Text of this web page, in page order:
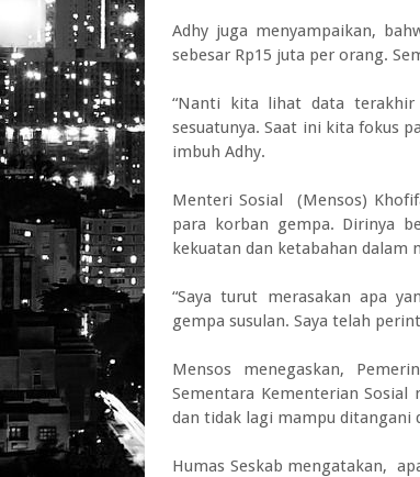
Adhy juga menyampaikan,
sebesar Rp15 juta per orang.
“Nanti kita lihat data terakhir
sesuatunya. Saat ini kita fokus
imbuh Adhy.
Menteri Sosial (Mensos)
para korban gempa. Dirinya
kekuatan dan ketabahan dalam
“Saya turut merasakan apa
gempa susulan. Saya telah
Mensos menegaskan,
Sementara Kementerian
dan tidak lagi mampu ditangani
Humas Seskab mengatakan,